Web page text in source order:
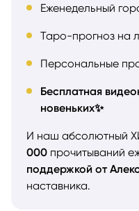
Еженедельный
Таро-прогноз на
Персональные
Бесплатная
новеньких✨
И наш абсолютный
000 прочитываний
поддержкой от
наставника.